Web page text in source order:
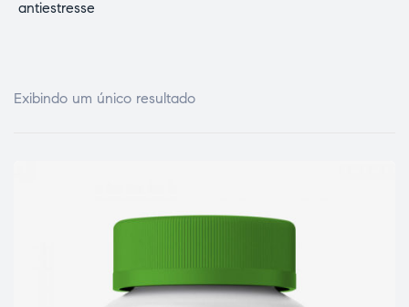
antiestresse
Exibindo um único resultado